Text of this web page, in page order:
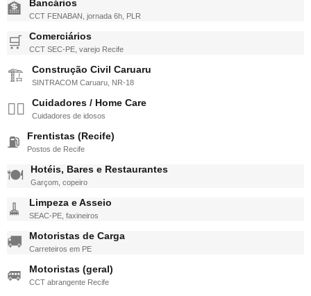
🏦 Bancários
CCT FENABAN, jornada 6h, PLR
🛒 Comerciários
CCT SEC-PE, varejo Recife
🏗️ Construção Civil Caruaru
SINTRACOM Caruaru, NR-18
🧑‍⚕️ Cuidadores / Home Care
Cuidadores de idosos
⛽ Frentistas (Recife)
Postos de Recife
🍽️ Hotéis, Bares e Restaurantes
Garçom, copeiro
🧹 Limpeza e Asseio
SEAC-PE, faxineiros
🚚 Motoristas de Carga
Carreteiros em PE
🚐 Motoristas (geral)
CCT abrangente Recife